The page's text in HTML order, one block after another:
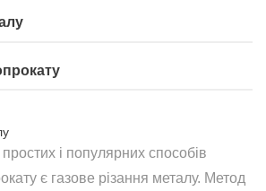
і популярних способів
є газове різання металу. Метод